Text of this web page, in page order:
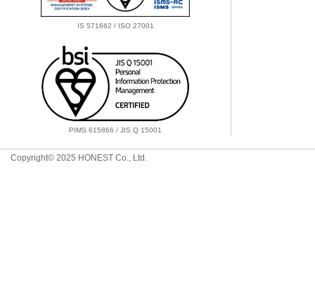
IS 571662 / ISO 27001
PIMS 615866 / JIS Q 15001
Copyright© 2025 HONEST Co., Ltd.